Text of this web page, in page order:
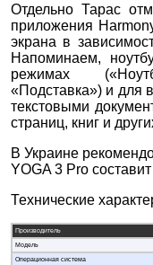
Отдельно Тарас
приложения
экрана в
Напоминаем,
режимах
«Подставка») и для
текстовыми
страниц, книг и
В Украине
YOGA 3 Pro
Технические
Производитель
Модель
Операционная система